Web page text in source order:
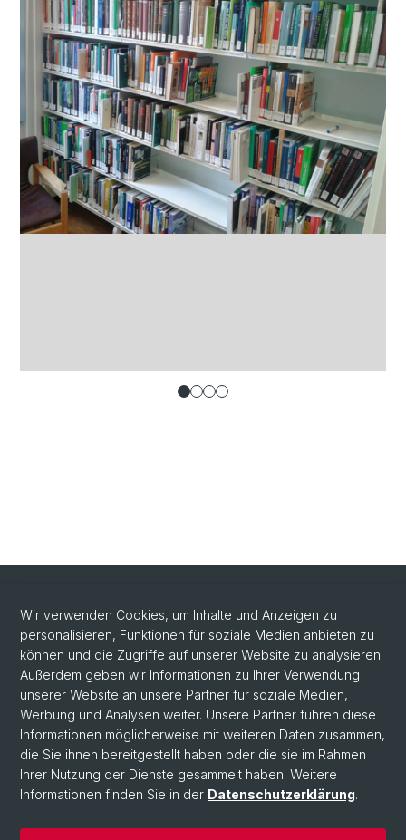
Quick Links
Kontakt
Wichtige Links & Fotogalerie
Social Media
Instagram
Wir verwenden Cookies, um Inhalte und Anzeigen zu
personalisieren, Funktionen für soziale Medien anbieten zu
können und die Zugriffe auf unserer Website zu analysieren.
Außerdem geben wir Informationen zu Ihrer Verwendung
unserer Website an unsere Partner für soziale Medien,
Werbung und Analysen weiter. Unsere Partner führen diese
Informationen möglicherweise mit weiteren Daten zusammen,
die Sie ihnen bereitgestellt haben oder die sie im Rahmen
Ihrer Nutzung der Dienste gesammelt haben. Weitere
Informationen finden Sie in der Datenschutzerklärung.